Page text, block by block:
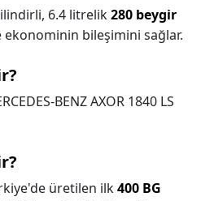
6.4 litrelik280 beygir
bileşimini sağlar.
BENZ AXOR 1840 LS
üretilen ilk400 BG